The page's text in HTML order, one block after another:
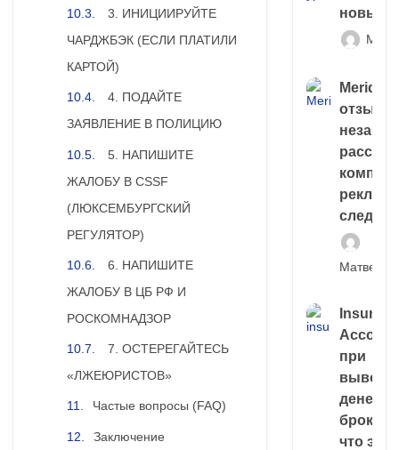
3. ИНИЦИИРУЙТЕ
ЧАРДЖБЭК (ЕСЛИ ПЛАТИЛИ
КАРТОЙ)
4. ПОДАЙТЕ
ЗАЯВЛЕНИЕ В ПОЛИЦИЮ
5. НАПИШИТЕ
ЖАЛОБУ В CSSF
(ЛЮКСЕМБУРГСКИЙ
РЕГУЛЯТОР)
6. НАПИШИТЕ
ЖАЛОБУ В ЦБ РФ И
РОСКОМНАДЗОР
7. ОСТЕРЕГАЙТЕСЬ
«ЛЖЕЮРИСТОВ»
Частые вопросы (FAQ)
Заключение
новый
следа
Матвей
Account
при
выводе
денег у
что это,